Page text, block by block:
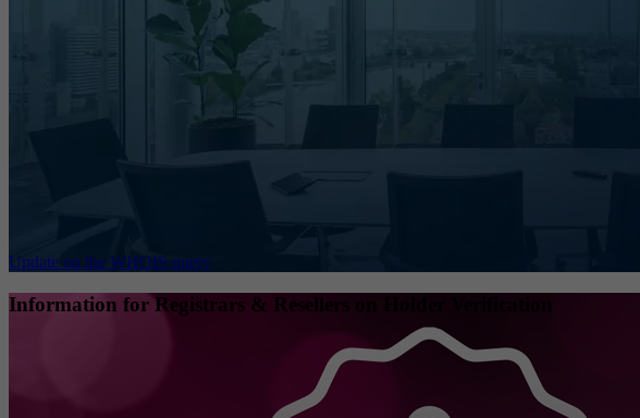
Update on the WHOIS query
Information for Registrars & Resellers on Holder Verification